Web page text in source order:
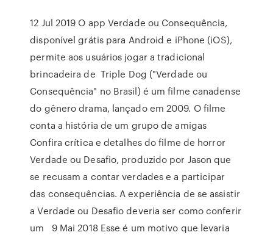
12 Jul 2019 O app Verdade ou Consequência,
disponível grátis para Android e iPhone (iOS),
permite aos usuários jogar a tradicional
brincadeira de Triple Dog ("Verdade ou
Consequência" no Brasil) é um filme canadense
do gênero drama, lançado em 2009. O filme
conta a história de um grupo de amigas
Confira crítica e detalhes do filme de horror
Verdade ou Desafio, produzido por Jason que
se recusam a contar verdades e a participar
das consequências. A experiência de se assistir
a Verdade ou Desafio deveria ser como conferir
um 9 Mai 2018 Esse é um motivo que levaria